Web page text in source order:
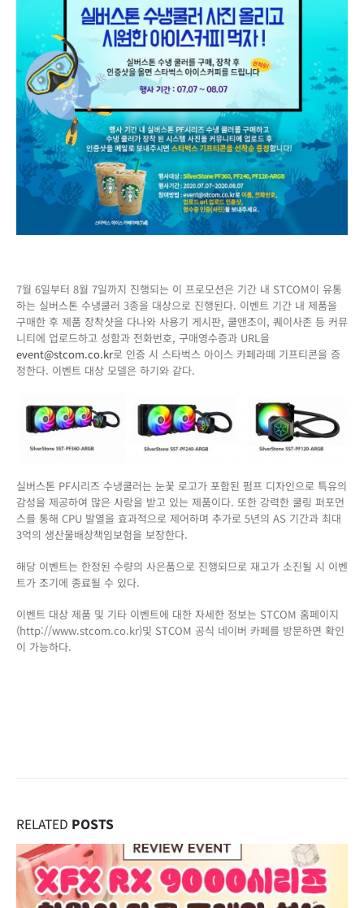
눈
꽃
수
냉
쿨
러
장
착
샷
찍
고
스
타
벅
스
먹
자!
7월 6일부터 8월 7일까지 진행되는 이 프로모션은 기간 내 STCOM이 유통
하는 실버스톤 수냉쿨러 3종을 대상으로 진행된다. 이벤트 기간 내 제품을
구매한 후 제품 장착샷을 다나와 사용기 게시판, 쿨앤조이, 퀘이사존 등 커뮤
니티에 업로드하고 성함과 전화번호, 구매영수증과 URL을
event@stcom.co.kr로 인증 시 스타벅스 아이스 카페라떼 기프티콘을 증
정한다. 이벤트 대상 모델은 하기와 같다.
실버스톤 PF시리즈 수냉쿨러는 눈꽃 로고가 포함된 펌프 디자인으로 특유의
감성을 제공하여 많은 사랑을 받고 있는 제품이다. 또한 강력한 쿨링 퍼포먼
스를 통해 CPU 발열을 효과적으로 제어하며 추가로 5년의 AS 기간과 최대
3억의 생산물배상책임보험을 보장한다.
해당 이벤트는 한정된 수량의 사은품으로 진행되므로 재고가 소진될 시 이벤
트가 조기에 종료될 수 있다.
이벤트 대상 제품 및 기타 이벤트에 대한 자세한 정보는 STCOM 홈페이지
(http://www.stcom.co.kr)및 STCOM 공식 네이버 카페를 방문하면 확인
이 가능하다.
RELATED POSTS